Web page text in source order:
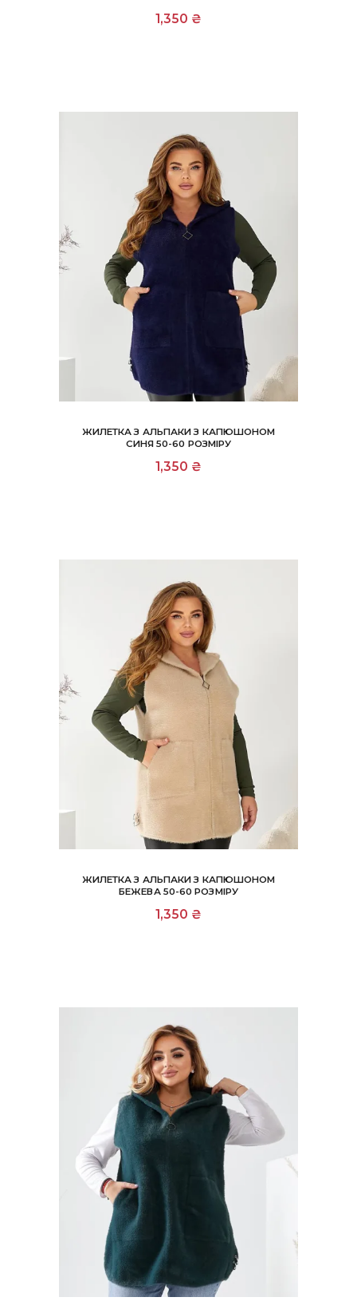
1,350 ₴
ЖИЛЕТКА З АЛЬПАКИ З КАПЮШОНОМ
СИНЯ 50-60 РОЗМІРУ
1,350 ₴
ЖИЛЕТКА З АЛЬПАКИ З КАПЮШОНОМ
БЕЖЕВА 50-60 РОЗМІРУ
1,350 ₴